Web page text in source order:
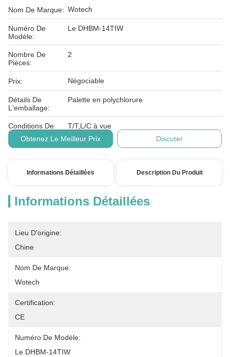
Nom De Marque: Wotech
Numéro De
Modèle:
Le DHBM-14TIW
Nombre De
Pièces:
2
Prix: Négociable
Détails De
L'emballage:
Palette en polychlorure
Conditions De
Paiement:
T/T,L/C à vue
Obtenez Le Meilleur Prix
Discuter
Informations Détaillées Description Du Produit
Informations Détaillées
Lieu D'origine:
Chine
Nom De Marque:
Wotech
Certification:
CE
Numéro De Modèle:
Le DHBM-14TIW